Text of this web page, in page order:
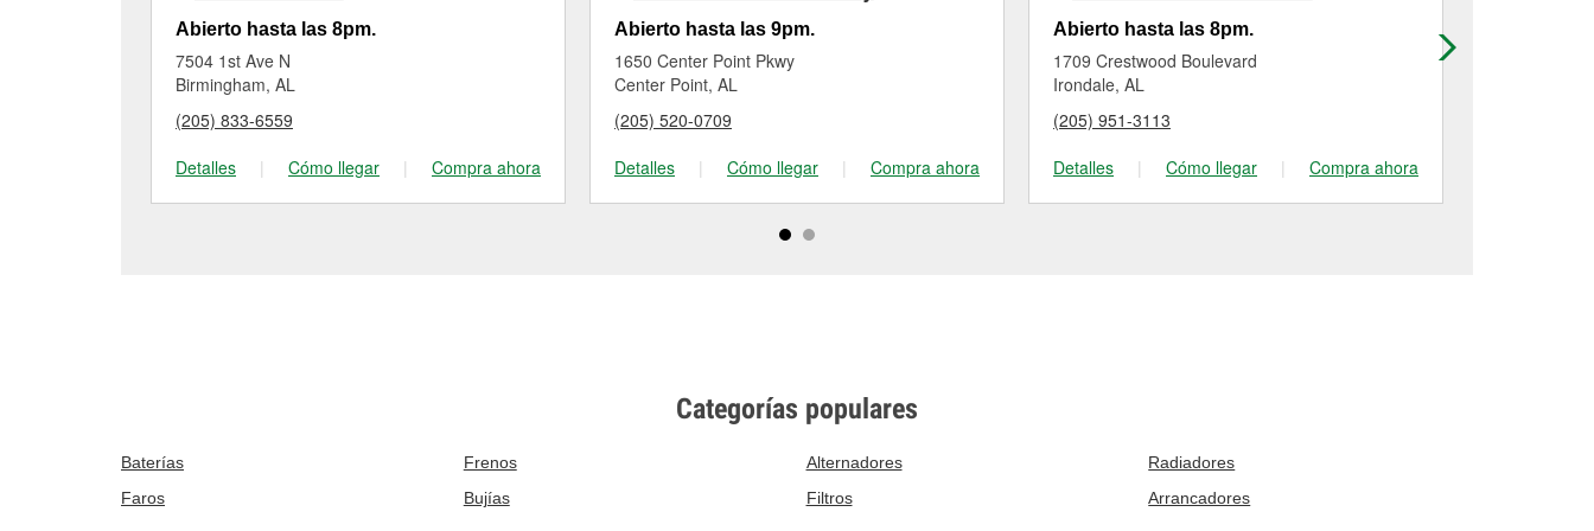
Abierto hasta las 8pm.
7504 1st Ave N
Birmingham, AL
(205) 833-6559
Detalles
| Cómo llegar | Compra ahora
Abierto hasta las 9pm.
1650 Center Point Pkwy
Center Point, AL
(205) 520-0709
Detalles
| Cómo llegar | Compra ahora
Abierto hasta las 8pm.
1709 Crestwood Boulevard
Irondale, AL
(205) 951-3113
Detalles
| Cómo llegar | Compra ahora
Categorías populares
Baterías Frenos Alternadores
Radiadores
Faros
Bujías Filtros Arrancadores